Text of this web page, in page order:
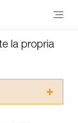
la propria